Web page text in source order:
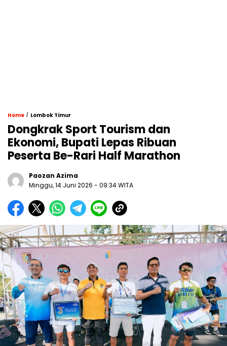
Home / Lombok Timur
Dongkrak Sport Tourism dan
Ekonomi, Bupati Lepas Ribuan
Peserta Be-Rari Half Marathon
Paozan Azima
Minggu, 14 Juni 2026 - 09:34 WITA